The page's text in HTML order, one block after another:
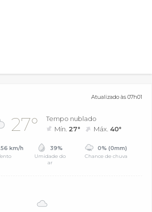
Atualizado às 07h01
27°
Tempo nublado
Mín. 27° Máx. 40°
km/h 39%
Umidade do
ar
0% (0mm)
Chance de chuva